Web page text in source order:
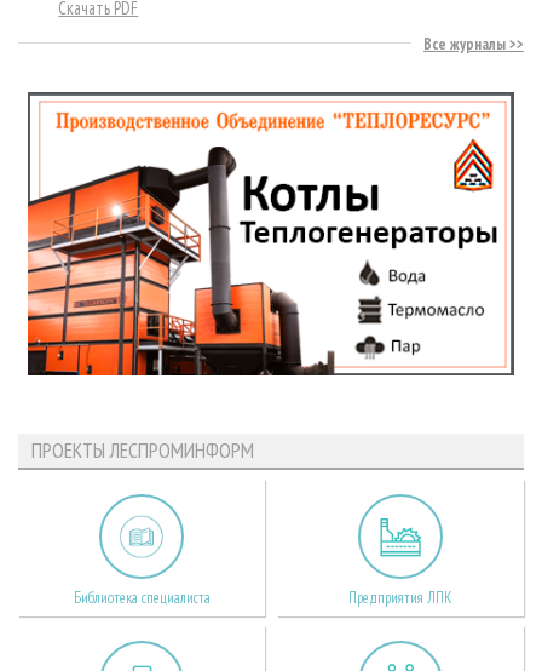
Скачать PDF
Все журналы
ПРОЕКТЫ ЛЕСПРОМИНФОРМ
Библиотека специалиста Предприятия ЛПК